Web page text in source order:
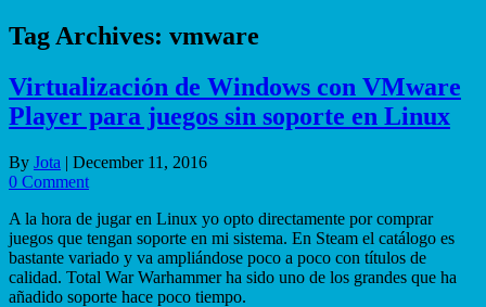
Tag Archives: vmware
Virtualización de Windows con VMware
Player para juegos sin soporte en Linux
By Jota | December 11, 2016
0 Comment
A la hora de jugar en Linux yo opto directamente por comprar
juegos que tengan soporte en mi sistema. En Steam el catálogo es
bastante variado y va ampliándose poco a poco con títulos de
calidad. Total War Warhammer ha sido uno de los grandes que ha
añadido soporte hace poco tiempo.